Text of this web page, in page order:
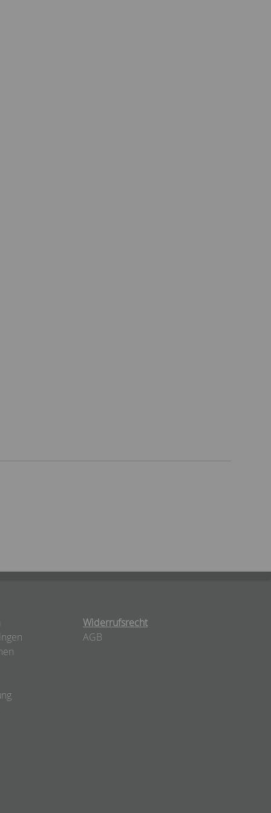
Widerrufsrecht
AGB